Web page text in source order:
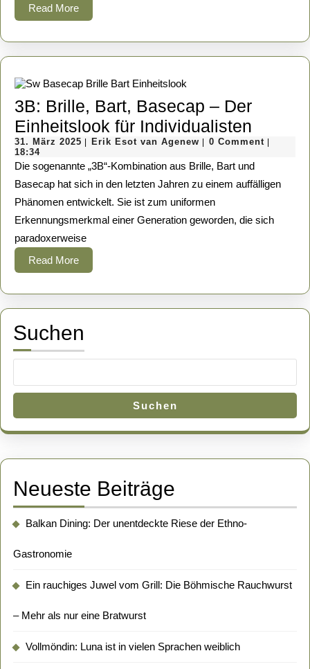
Read MoreRead
More
3B: Brille, Bart, Basecap – Der
Einheitslook für Individualisten
Brille,
Bart,
Der
31. März 2025 31.
2025
Erik Esot van Agenew Erik
van
Agenew
0 Comment
18:34
Die sogenannte „3B“-Kombination aus Brille, Bart und
Basecap hat sich in den letzten Jahren zu einem auffälligen
Phänomen entwickelt. Sie ist zum uniformen
Erkennungsmerkmal einer Generation geworden, die sich
paradoxerweise
Read MoreRead
More
Suchen
Suchen
Neueste Beiträge
Balkan Dining: Der unentdeckte Riese der Ethno-
Gastronomie
Ein rauchiges Juwel vom Grill: Die Böhmische Rauchwurst
– Mehr als nur eine Bratwurst
Vollmöndin: Luna ist in vielen Sprachen weiblich